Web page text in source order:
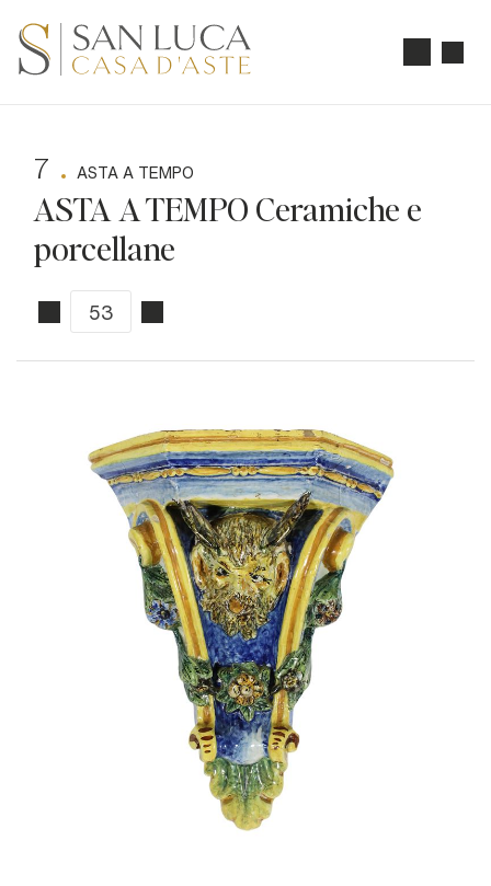
7 ASTA A TEMPO
ASTA A TEMPO Ceramiche e
porcellane